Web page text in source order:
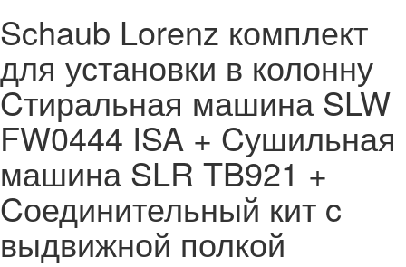
Schaub Lorenz комплект
для установки в колонну
Cтиральная машина SLW
FW0444 ISA + Cушильная
машина SLR TB921 +
Cоединительный кит c
выдвижной полкой